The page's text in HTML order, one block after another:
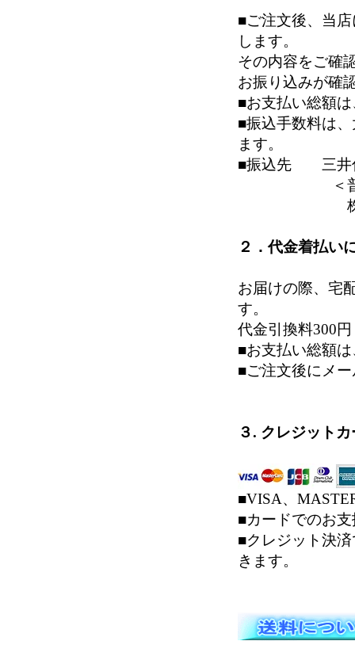
■ご注文後、当
します。
その内容をご確
お振り込みが確
■お支払い総額
■振込手数料は
ます。
■振込先 三井
＜普＞７
株式会
２．代金着払い
お届けの際、宅
す。
代金引換料300
■お支払い総額
■ご注文後にメ
３. クレジット
■VISA、
■カードでのお
■クレジット決
きます。